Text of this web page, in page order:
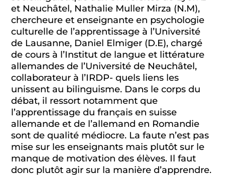
et Neuchâtel, Nathalie Muller Mirza (N.M),
chercheure et enseignante en psychologie
culturelle de l’apprentissage à l’Université
de Lausanne, Daniel Elmiger (D.E), chargé
de cours à l’Institut de langue et littérature
allemandes de l’Université de Neuchâtel,
collaborateur à l’IRDP- quels liens les
unissent au bilinguisme. Dans le corps du
débat, il ressort notamment que
l’apprentissage du français en suisse
allemande et de l’allemand en Romandie
sont de qualité médiocre. La faute n’est pas
mise sur les enseignants mais plutôt sur le
manque de motivation des élèves. Il faut
donc plutôt agir sur la manière d’apprendre.